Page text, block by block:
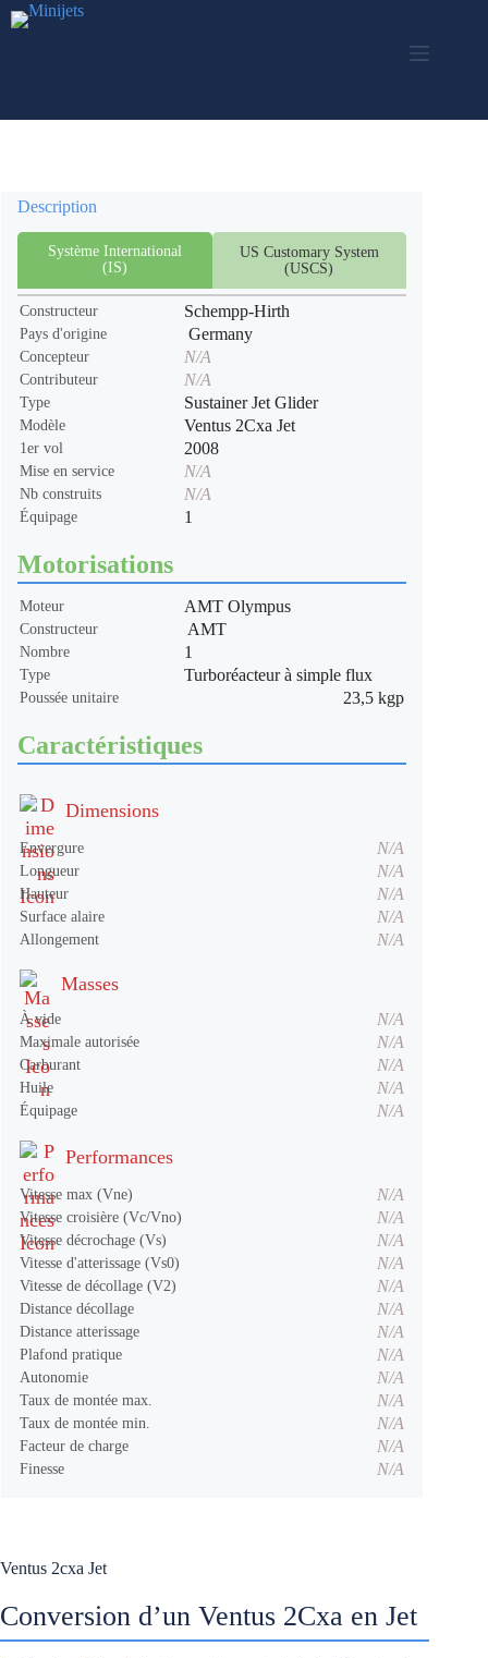
Passer
au
Ventus 2cxa Jet
Conversion d’un Ventus 2Cxa en Jet
Description
Système International
(IS)
US Customary System
(USCS)
Constructeur Schempp-Hirth
Pays d'origine Germany
Concepteur N/A
Contributeur N/A
Type Sustainer Jet Glider
Modèle Ventus 2Cxa Jet
1er vol 2008
Mise en service N/A
Nb construits N/A
Équipage 1
Motorisations
Moteur AMT Olympus
Constructeur AMT
Nombre 1
Type Turboréacteur à simple flux
Poussée unitaire 23,5 kgp
Caractéristiques
Dimensions
Envergure N/A
Longueur N/A
Hauteur N/A
Surface alaire N/A
Allongement N/A
Masses
À vide N/A
Maximale autorisée N/A
Carburant N/A
Huile N/A
Équipage N/A
Performances
Vitesse max (Vne) N/A
Vitesse croisière (Vc/Vno) N/A
Vitesse décrochage (Vs) N/A
Vitesse d'atterissage (Vs0) N/A
Vitesse de décollage (V2) N/A
Distance décollage N/A
Distance atterissage N/A
Plafond pratique N/A
Autonomie N/A
Taux de montée max. N/A
Taux de montée min. N/A
Facteur de charge N/A
Finesse N/A